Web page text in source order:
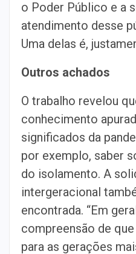
o Poder Público e a
atendimento desse
Uma delas é,
Outros achados
O trabalho revelou
conhecimento
significados da
por exemplo, saber
do isolamento. A
intergeracional
encontrada. “Em
compreensão de
para as gerações